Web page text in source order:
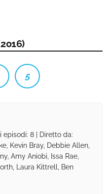
5
8 | Diretto da:
Kevin Bray, Debbie Allen,
Amy Aniobi, Issa Rae,
Laura Kittrell, Ben